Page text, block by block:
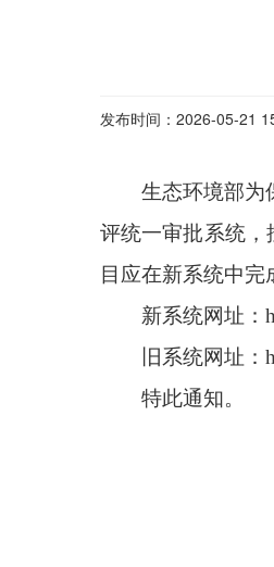
发布时间：2026-05-21
生态环境部为
评统一审批系统，
目应在新系统中
新系统网址：
旧系统网址：
特此通知。